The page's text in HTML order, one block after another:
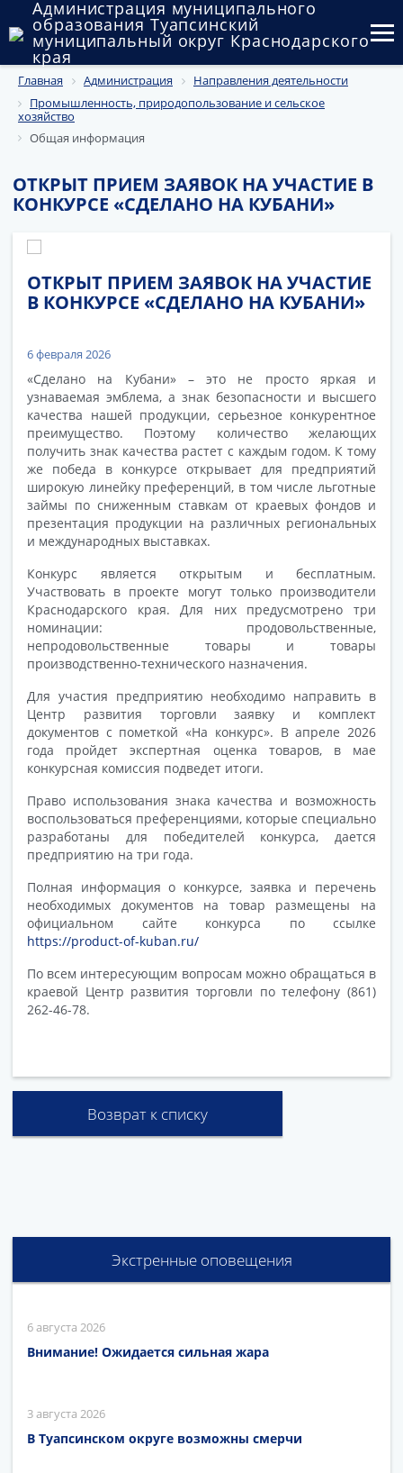
Администрация муниципального
образования Туапсинский
муниципальный округ Краснодарского
края
Округ
Администрация
Государственный и муниципальный контроль
Муниципальное имущество
Публичные слушания и общественные обсуждения
Главная Администрация
Направления деятельности
Промышленность, природопользование и сельское
хозяйство
Общая информация
ОТКРЫТ ПРИЕМ ЗАЯВОК НА УЧАСТИЕ В
КОНКУРСЕ «СДЕЛАНО НА КУБАНИ»
ОТКРЫТ ПРИЕМ ЗАЯВОК НА УЧАСТИЕ
В КОНКУРСЕ «СДЕЛАНО НА КУБАНИ»
6 февраля 2026
«Сделано на Кубани» – это не просто яркая и
узнаваемая эмблема, а знак безопасности и высшего
качества нашей продукции, серьезное конкурентное
преимущество. Поэтому количество желающих
получить знак качества растет с каждым годом. К тому
же победа в конкурсе открывает для предприятий
широкую линейку преференций, в том числе льготные
займы по сниженным ставкам от краевых фондов и
презентация продукции на различных региональных
и международных выставках.
Конкурс является открытым и бесплатным.
Участвовать в проекте могут только производители
Краснодарского края. Для них предусмотрено три
номинации: продовольственные,
непродовольственные товары и товары
производственно-технического назначения.
Для участия предприятию необходимо направить в
Центр развития торговли заявку и комплект
документов с пометкой «На конкурс». В апреле 2026
года пройдет экспертная оценка товаров, в мае
конкурсная комиссия подведет итоги.
Право использования знака качества и возможность
воспользоваться преференциями, которые специально
разработаны для победителей конкурса, дается
предприятию на три года.
Полная информация о конкурсе, заявка и перечень
необходимых документов на товар размещены на
официальном сайте конкурса по ссылке
https://product-of-kuban.ru/
По всем интересующим вопросам можно обращаться в
краевой Центр развития торговли по телефону (861)
262-46-78.
Возврат к списку
Экстренные оповещения
6 августа 2026
Внимание! Ожидается сильная жара
3 августа 2026
В Туапсинском округе возможны смерчи